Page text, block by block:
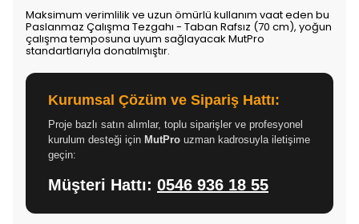
Maksimum verimlilik ve uzun ömürlü kullanım vaat eden bu
Paslanmaz Çalışma Tezgahı - Taban Rafsız (70 cm), yoğun
çalışma temposuna uyum sağlayacak MutPro
standartlarıyla donatılmıştır.
Kurumsal Çözüm ve Sipariş Hattı:
Proje bazlı satın alımlar, toplu siparişler ve profesyonel
kurulum desteği için MutPro uzman kadrosuyla iletişime
geçin:
Müşteri Hattı: 0546 936 18 55